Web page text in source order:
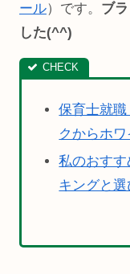
ール）です。 ブ
した(^^)
保育士就
クからホ
私のおす
キングと選